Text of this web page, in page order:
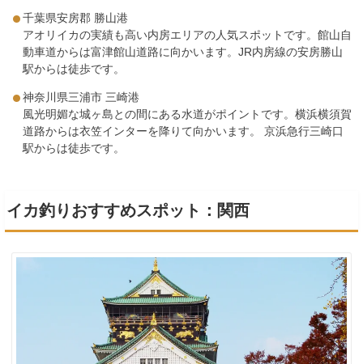
千葉県安房郡 勝山港
アオリイカの実績も高い内房エリアの人気スポットです。館山自
動車道からは富津館山道路に向かいます。JR内房線の安房勝山
駅からは徒歩です。
神奈川県三浦市 三崎港
風光明媚な城ヶ島との間にある水道がポイントです。横浜横須賀
道路からは衣笠インターを降りて向かいます。 京浜急行三崎口
駅からは徒歩です。
イカ釣りおすすめスポット：関西